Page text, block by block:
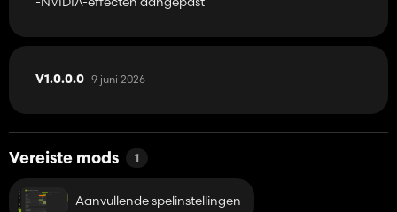
V1.0.0.0 9 juni 2026
Vereiste mods 1
Aanvullende spelinstellingen